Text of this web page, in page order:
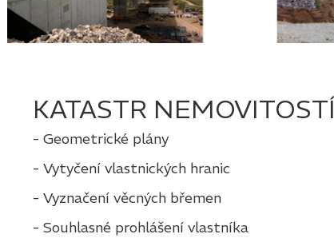
KATASTR NEMOVITOSTÍ
- Geometrické plány
- Vytyčení vlastnických hranic
- Vyznačení věcných břemen
- Souhlasné prohlášení vlastníka